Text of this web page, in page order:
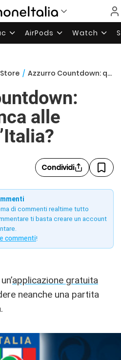
AirPods Watch
/ Azzurro Countdown: quanto manca alle partite dell’Italia?
alle
Condividi
di commenti realtime tutto
ti basta creare un account
commenti!
applicazione gratuita
neanche una partita